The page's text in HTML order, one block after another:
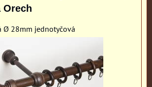
Orech
Ø 28mm jednotyčová